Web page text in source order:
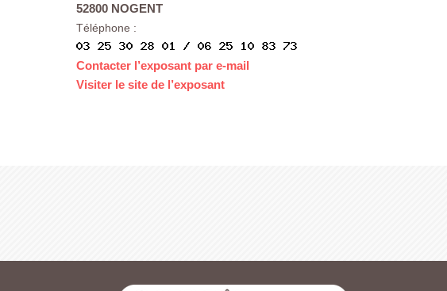
52800 NOGENT
Téléphone :
Contacter l’exposant par e-mail
Visiter le site de l’exposant